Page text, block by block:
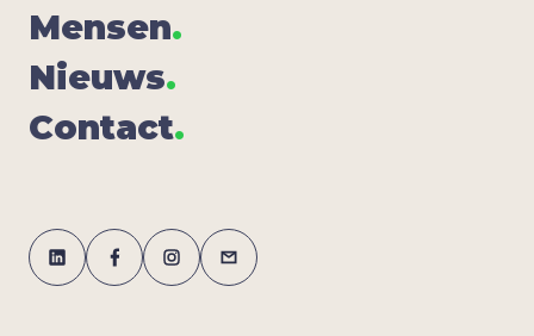
Men­sen.
Nieuws.
Con­tact.